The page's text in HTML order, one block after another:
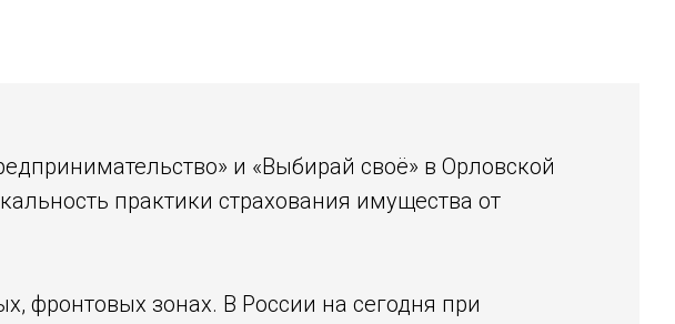
и «Выбирай своё» в Орловской
практики страхования имущества от
фронтовых зонах. В России на сегодня при